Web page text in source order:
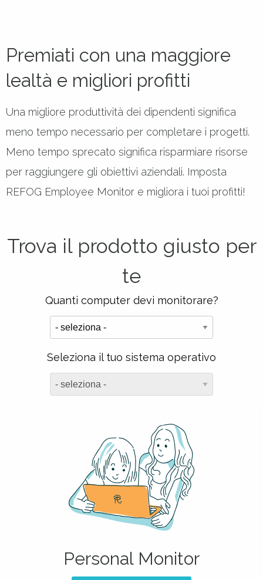
Premiati con una maggiore
lealtà e migliori profitti
Una migliore produttività dei dipendenti significa
meno tempo necessario per completare i progetti.
Meno tempo sprecato significa risparmiare risorse
per raggiungere gli obiettivi aziendali. Imposta
REFOG Employee Monitor e migliora i tuoi profitti!
Trova il prodotto giusto per
te
Quanti computer devi monitorare?
Seleziona il tuo sistema operativo
Personal Monitor